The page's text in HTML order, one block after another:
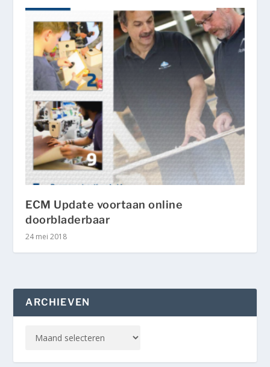
ECM Update voortaan online
doorbladerbaar
24 mei 2018
ARCHIEVEN